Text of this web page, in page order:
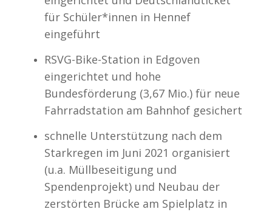
für Schüler*innen in Hennef
eingeführt
RSVG-Bike-Station in Edgoven
eingerichtet und hohe
Bundesförderung (3,67 Mio.) für neue
Fahrradstation am Bahnhof gesichert
schnelle Unterstützung nach dem
Starkregen im Juni 2021 organisiert
(u.a. Müllbeseitigung und
Spendenprojekt) und Neubau der
zerstörten Brücke am Spielplatz in